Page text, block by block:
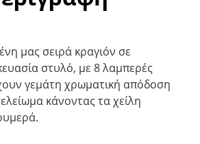
μας σειρά κραγιόν σε
στυλό, με 8 λαμπερές
γεμάτη χρωματική απόδοση
κάνοντας τα χείλη